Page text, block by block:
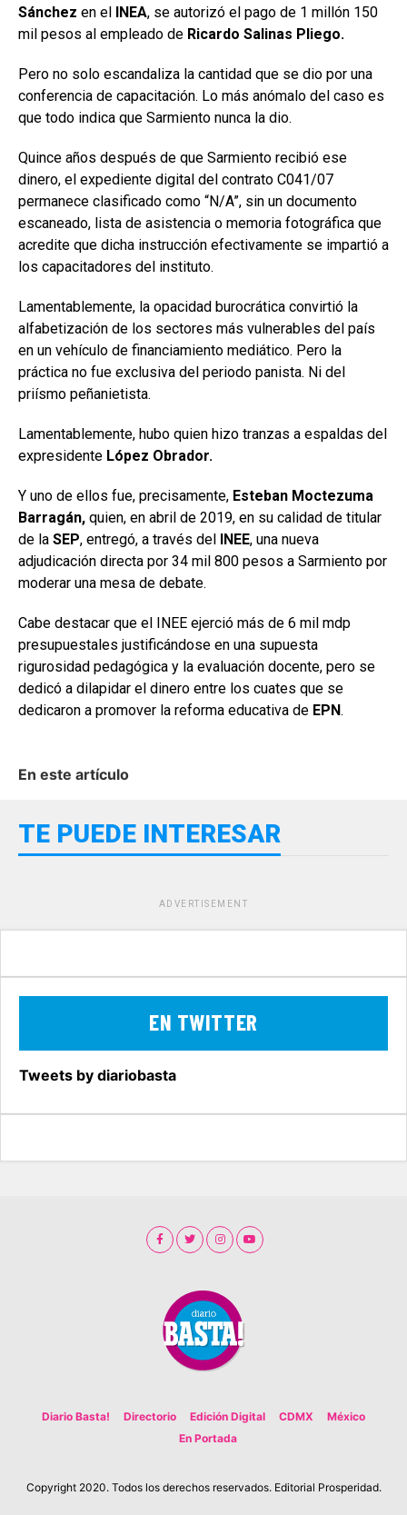
Sánchez en el INEA, se autorizó el pago de 1 millón 150
mil pesos al empleado de Ricardo Salinas Pliego.
Pero no solo escandaliza la cantidad que se dio por una
conferencia de capacitación. Lo más anómalo del caso es
que todo indica que Sarmiento nunca la dio.
Quince años después de que Sarmiento recibió ese
dinero, el expediente digital del contrato C041/07
permanece clasificado como “N/A”, sin un documento
escaneado, lista de asistencia o memoria fotográfica que
acredite que dicha instrucción efectivamente se impartió a
los capacitadores del instituto.
Lamentablemente, la opacidad burocrática convirtió la
alfabetización de los sectores más vulnerables del país
en un vehículo de financiamiento mediático. Pero la
práctica no fue exclusiva del periodo panista. Ni del
priísmo peñanietista.
Lamentablemente, hubo quien hizo tranzas a espaldas del
expresidente López Obrador.
Y uno de ellos fue, precisamente, Esteban Moctezuma
Barragán, quien, en abril de 2019, en su calidad de titular
de la SEP, entregó, a través del INEE, una nueva
adjudicación directa por 34 mil 800 pesos a Sarmiento por
moderar una mesa de debate.
Cabe destacar que el INEE ejerció más de 6 mil mdp
presupuestales justificándose en una supuesta
rigurosidad pedagógica y la evaluación docente, pero se
dedicó a dilapidar el dinero entre los cuates que se
dedicaron a promover la reforma educativa de EPN.
En este artículo
TE PUEDE INTERESAR
ADVERTISEMENT
EN TWITTER
Tweets by diariobasta
Diario Basta! Directorio Edición Digital CDMX
México
En Portada
Copyright 2020. Todos los derechos reservados. Editorial Prosperidad.